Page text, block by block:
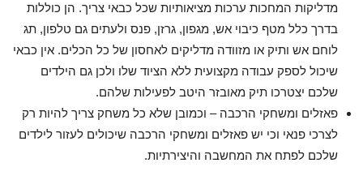
מדליקות המחכות ערכות מציאותיות שכל כבאי צריך. הן כוללות
בדרך כלל מטף כיבוי אש, מגפון, גרזן, פנס ולעתים גם טלפון, תג
לוחם אש ותיק או מזוודה מדליקים לאחסון של כל הכלים. אין כבאי
שיכול לספק עבודה מקצועית ללא הציוד שלו ולכן גם הילדים
שלכם יצטרכו תיק מאובזר היטב לפעילות שלהם.
פאזלים ומשחקי הרכבה – וכמובן שלא כל משחק צריך להיות רק
לצרכי פנאי וכי יש פאזלים ומשחקי הרכבה שיכולים לעזור לילדים
שלכם לפתח את המחשבה והיצירתיות.